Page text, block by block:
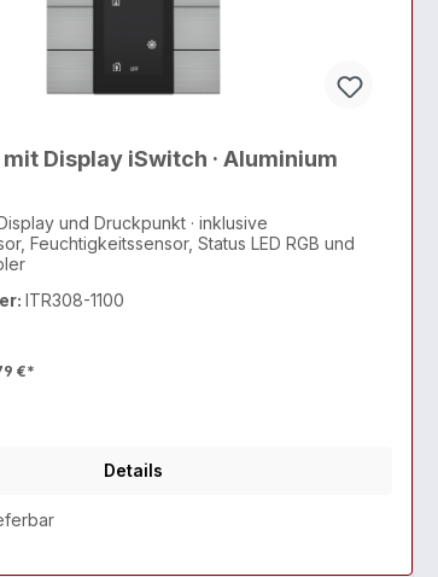
Display iSwitch · Aluminium
und Druckpunkt · inklusive
Feuchtigkeitssensor, Status LED RGB und
ITR308-1100
€*
Details